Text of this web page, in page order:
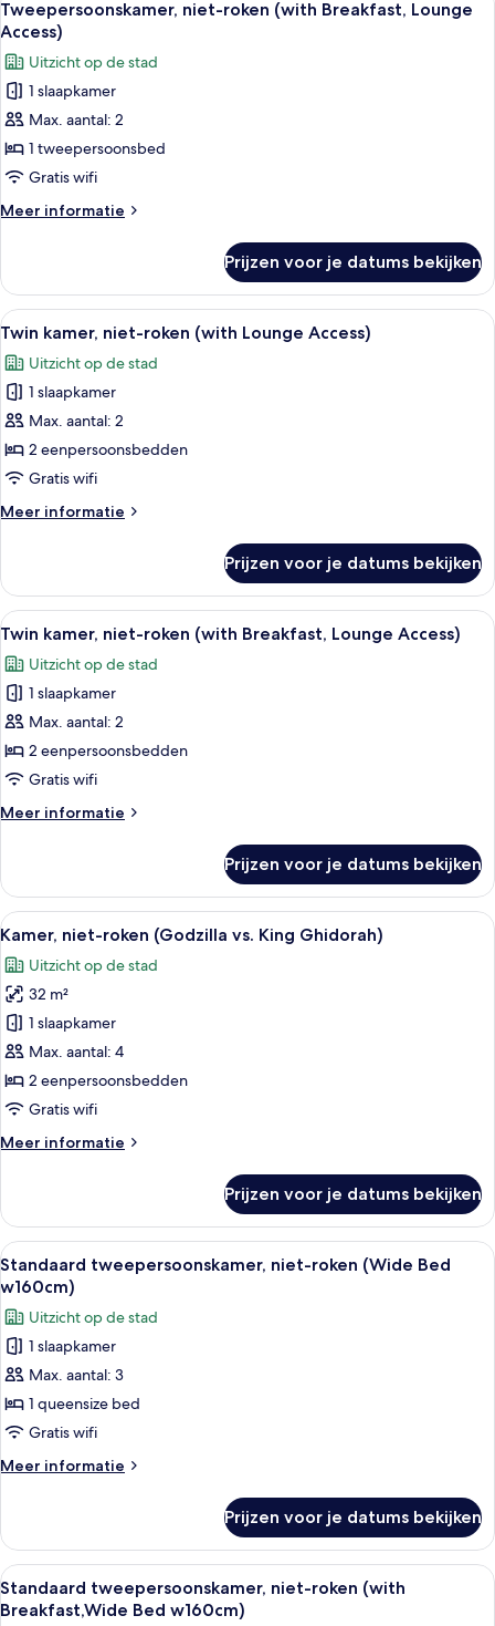
(with
Lounge
foto's
voor
Tweepersoonskamer,
niet-
roken
(with
Breakfast,
Lounge
Access)
6
Tweepersoonskamer, niet-roken (with Breakfast, Lounge
Access)
Uitzicht op de stad
1 slaapkamer
Max. aantal: 2
1 tweepersoonsbed
Gratis wifi
Meer informatie
Meer
niet-
roken
(with
Lounge
Access)
Prijzen voor je datums bekijken
Alle
foto's
voor
Twin
kamer,
niet-
roken
Lounge
Een hotelkamer met twee bedden,
7
Twin kamer, niet-roken (with Lounge Access)
Uitzicht op de stad
1 slaapkamer
Max. aantal: 2
2 eenpersoonsbedden
Gratis wifi
Meer informatie
Meer
kamer,
niet-
roken
Lounge
Access)
Prijzen voor je datums bekijken
Alle
foto's
voor
Twin
kamer,
niet-
roken
Breakfast,
laden
Een hotelkamer met twee bedden,
7
Twin kamer, niet-roken (with Breakfast, Lounge Access)
Uitzicht op de stad
1 slaapkamer
Max. aantal: 2
2 eenpersoonsbedden
Gratis wifi
Meer informatie
Meer
kamer,
niet-
roken
Breakfast,
Lounge
Access)
Prijzen voor je datums bekijken
Alle
foto's
voor
Kamer,
niet-
roken
(Godzilla
vs.
Ghidorah)
Een thematische hotelkamer met
4
Kamer, niet-roken (Godzilla vs. King Ghidorah)
Uitzicht op de stad
32 m²
1 slaapkamer
Max. aantal: 4
2 eenpersoonsbedden
Gratis wifi
Meer informatie
Meer
niet-
roken
(Godzilla
vs.
Ghidorah)
Prijzen voor je datums bekijken
Alle
foto's
voor
Standaard
tweepersoonskamer,
niet-
roken
(Wide
Bed
w160cm)
Een moderne hotelkamer met een
5
Standaard tweepersoonskamer, niet-roken (Wide Bed
w160cm)
Uitzicht op de stad
1 slaapkamer
Max. aantal: 3
1 queensize bed
Gratis wifi
Meer informatie
Meer
tweepersoonskamer,
niet-
roken
(Wide
Prijzen voor je datums bekijken
Alle
foto's
Een moderne hotelkamer met een
5
Standaard tweepersoonskamer, niet-roken (with
Breakfast,Wide Bed w160cm)